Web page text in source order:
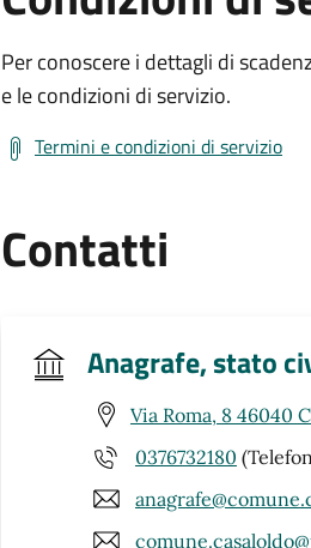
Per conoscere i dettagli di
e le condizioni di servizio.
Termini e condizioni di servizio
Contatti
Anagrafe, stato
Via Roma, 8 46040
0376732180